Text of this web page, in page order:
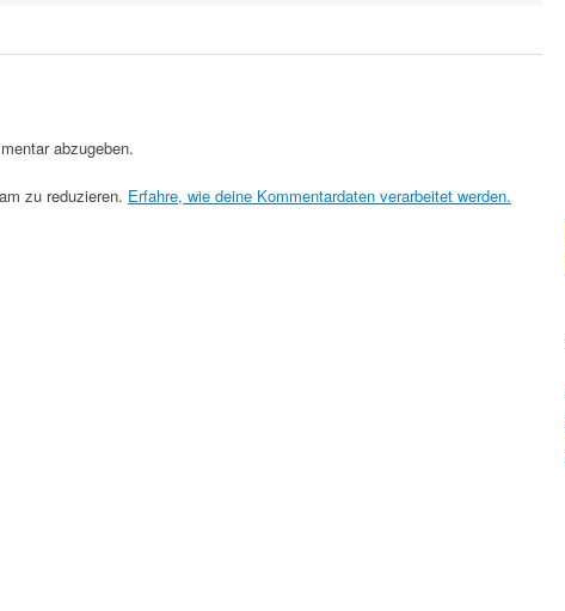
abzugeben.
zu reduzieren. Erfahre, wie deine Kommentardaten verarbeitet werden.